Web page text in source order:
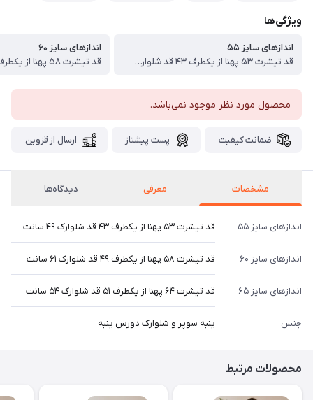
ویژگی‌ها
اندازهای سایز ۵۵
قد تیشرت ۵۳ پهنا از یکطرف ۴۳ قد شلوارک ۴۹ سانت
اندازهای سایز ۶۰
محصول مورد نظر موجود نمی‌باشد.
ضمانت کیفیت پست پیشتاز ارسال از قزوین
مشخصات معرفی دیدگاه‌ها
اندازهای سایز ۵۵ قد تیشرت ۵۳ پهنا از یکطرف ۴۳ قد شلوارک ۴۹ سانت
اندازهای سایز ۶۰ قد تیشرت ۵۸ پهنا از یکطرف ۴۹ قد شلوارک ۶۱ سانت
اندازهای سایز ۶۵ قد تیشرت ۶۴ پهنا از یکطرف ۵۱ قد شلوارک ۵۴ سانت
جنس پنبه سوپر و شلوارک دورس پنبه
محصولات مرتبط